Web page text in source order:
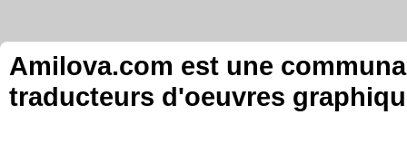
Amilova.com est une
traducteurs d'oeuvres